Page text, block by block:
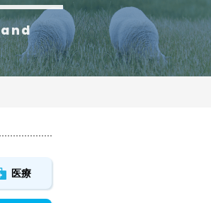
医療